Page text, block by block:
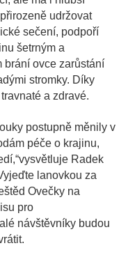
udržovat
sečení, podpoří
šetrným a
brání ovce zarůstání
stromky. Díky
a zdravé.
postupně měnily v
péče o krajinu,
Radek
lanovkou za
Ovečky na
pro
návštěvníky budou